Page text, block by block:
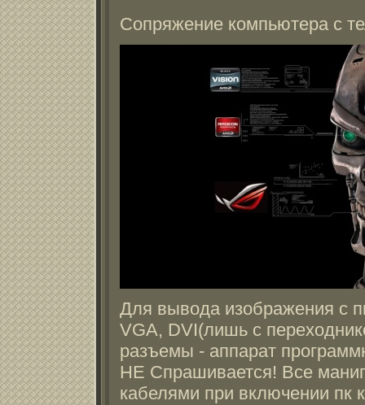
Сопряжение компьютера с
Для вывода изображения с
VGA, DVI(лишь с
разъемы - аппарат
НЕ Спрашивается! Все
кабелями при включении пк